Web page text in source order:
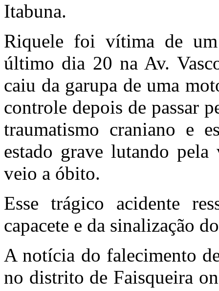
Itabuna.
Riquele foi vítima de
último dia 20 na Av.
caiu da garupa de uma
controle depois de passar
traumatismo craniano e
estado grave lutando
veio a óbito.
Esse trágico acidente
capacete e da sinalização
A notícia do falecimento
no distrito de Faisqueira